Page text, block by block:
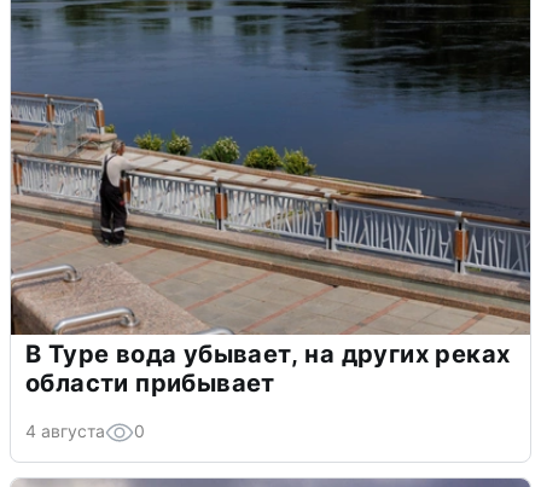
В Туре вода убывает, на других реках
области прибывает
4 августа 0